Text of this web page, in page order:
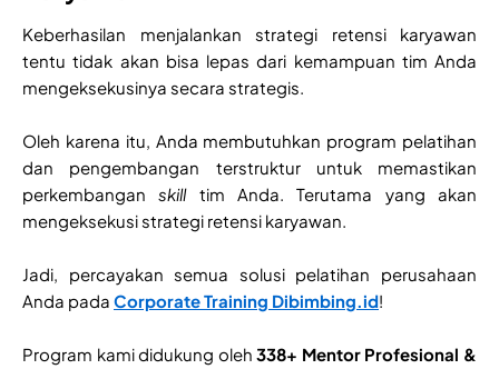
Keberhasilan menjalankan strategi retensi karyawan
tentu tidak akan bisa lepas dari kemampuan tim Anda
mengeksekusinya secara strategis.
Oleh karena itu, Anda membutuhkan program pelatihan
dan pengembangan terstruktur untuk memastikan
perkembanganskill tim Anda. Terutama yang akan
mengeksekusi strategi retensi karyawan.
Jadi, percayakan semua solusi pelatihan perusahaan
Anda pada Corporate Training Dibimbing.id!
Program kami didukung oleh338+ Mentor Profesional &